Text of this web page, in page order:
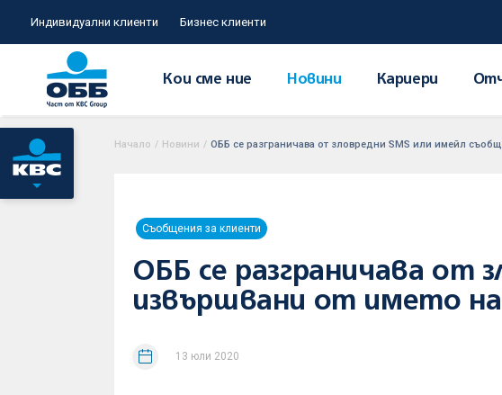
Индивидуални клиенти Бизнес клиенти
Кои сме ние Новини Кариери
Начало / Новини / ОББ се разграничава от зловредни SMS или имейл
Съобщения за клиенти
ОББ се разграничава от
извършвани от името
13 юли 2020